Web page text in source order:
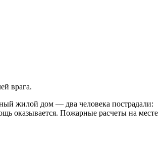
врага.
жилой дом — два человека пострадали:
оказывается. Пожарные расчеты на месте